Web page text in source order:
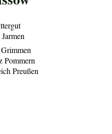
Pommern
Preußen